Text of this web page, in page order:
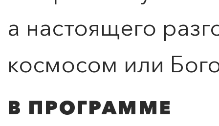
а настоящего
космосом или
В ПРОГРАММЕ